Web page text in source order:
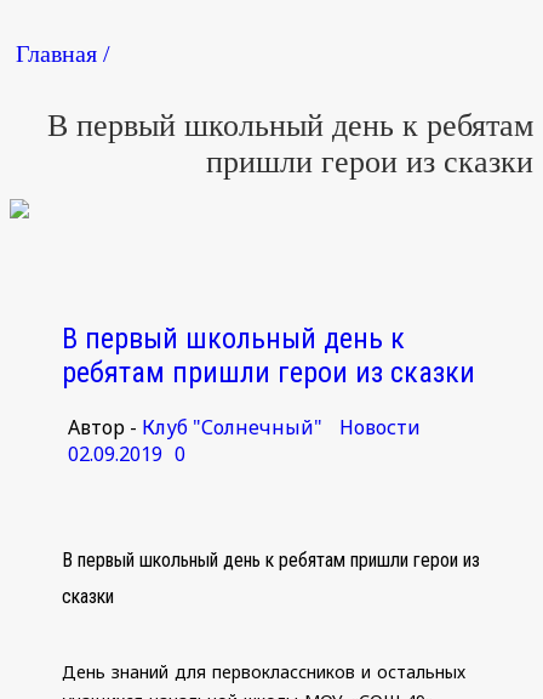
Главная /
В первый школьный день к ребятам
пришли герои из сказки
В первый школьный день к
ребятам пришли герои из сказки
Автор - Клуб "Солнечный"
Новости
02.09.2019 0
В первый школьный день к ребятам пришли герои из
сказки
День знаний для первоклассников и остальных